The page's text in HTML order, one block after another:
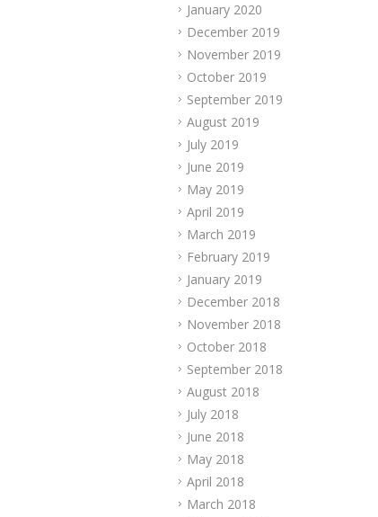
January 2020
December 2019
November 2019
October 2019
September 2019
August 2019
July 2019
June 2019
May 2019
April 2019
March 2019
February 2019
January 2019
December 2018
November 2018
October 2018
September 2018
August 2018
July 2018
June 2018
May 2018
April 2018
March 2018